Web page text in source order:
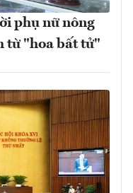
phụ nữ nông
từ "hoa bất tử"